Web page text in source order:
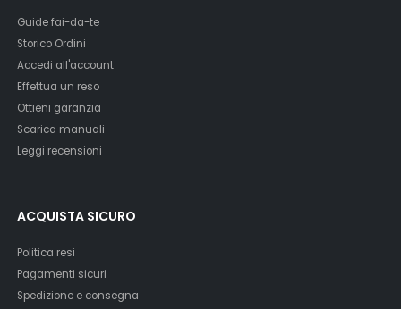
Guide fai-da-te
Storico Ordini
Accedi all'account
Effettua un reso
Ottieni garanzia
Scarica manuali
Leggi recensioni
ACQUISTA SICURO
Politica resi
Pagamenti sicuri
Spedizione e consegna